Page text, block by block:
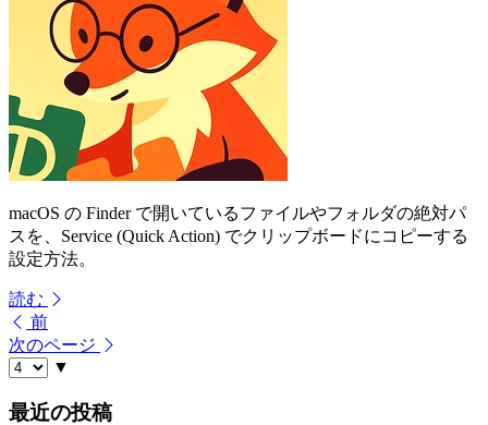
macOS の Finder で開いているファイルやフォルダの絶対パ
スを、Service (Quick Action) でクリップボードにコピーする
設定方法。
読む
前
次のページ
▼
最近の投稿